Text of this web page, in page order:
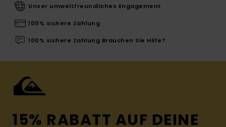
Unser umweltfreundliches Engagement
100% sichere Zahlung
100% sichere Zahlung Brauchen Sie Hilfe?
15% RABATT AUF DEINE